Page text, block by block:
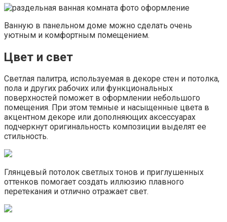
Ванную в панельном доме можно сделать очень
уютным и комфортным помещением.
Цвет и свет
Светлая палитра, используемая в декоре стен и потолка,
пола и других рабочих или функциональных
поверхностей поможет в оформлении небольшого
помещения. При этом темные и насыщенные цвета в
акцентном декоре или дополняющих аксессуарах
подчеркнут оригинальность композиции выделят ее
стильность.
Глянцевый потолок светлых тонов и приглушенных
оттенков помогает создать иллюзию плавного
перетекания и отлично отражает свет.